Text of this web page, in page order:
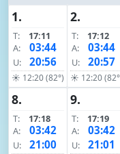
1.
T:
17:11
A:
03:44
U: 20:56
☀ 12:20 (82°)
2.
T:
17:12
A:
03:44
U: 20:57
☀ 12:20
8.
T:
17:18
A:
03:42
U: 21:00
9.
T:
17:19
A:
03:42
U: 21:01